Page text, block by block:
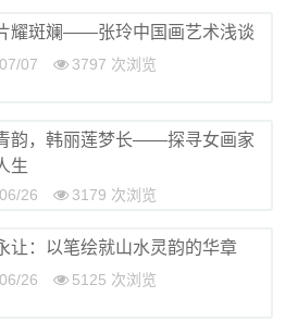
耀斑斓——张玲中国画艺术浅谈
07 3797 次浏览
韵，韩丽莲梦长——探寻女画家
生
26 3179 次浏览
让：以笔绘就山水灵韵的华章
26 5125 次浏览